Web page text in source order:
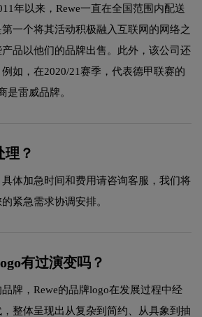
年以来，Rewe一直在全国范围内配送
一个将其活动积极融入互联网的网络之
品以他们的品牌出售。此外，该公司还
如，在2020/21赛季，代表德甲联赛的
是雷威品牌。
理？
体加急时间和费用请咨询客服，我们将
紧急需求协调安排。
有过演变吗？
牌，Rewe的品牌logo在发展过程中经
整体呈现出从复杂到简约、从具象到抽